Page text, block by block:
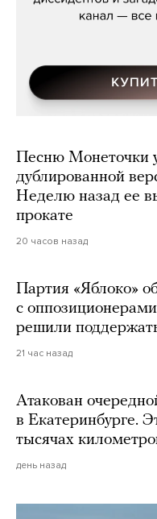
Песню Монеточки
дублированной
Неделю назад ее
прокате
20 часов назад
Партия «Яблоко»
с
решили
21 час назад
Атакован
в Екатеринбурге.
тысячах
день назад